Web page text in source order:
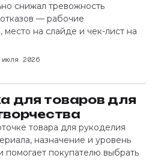
снижал тревожность
— рабочие
на слайде и чек-лист на
2026
для товаров для
товара для рукоделия
назначение и уровень
помогает покупателю выбрать